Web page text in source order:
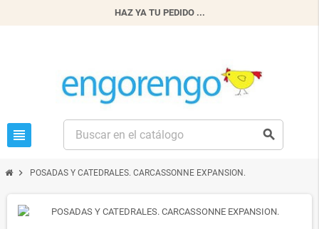
HAZ YA TU PEDIDO ...
view_headline search
chevron_right POSADAS Y CATEDRALES. CARCASSONNE EXPANSION.